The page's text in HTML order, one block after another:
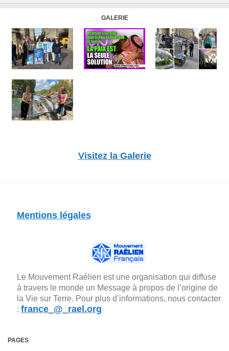
GALERIE
Visitez la Galerie
Mentions légales
Le Mouvement Raélien est une organisation qui diffuse
à travers le monde un Message à propos de l’origine de
la Vie sur Terre. Pour plus d’informations, nous contacter
: france_@_rael.org
PAGES